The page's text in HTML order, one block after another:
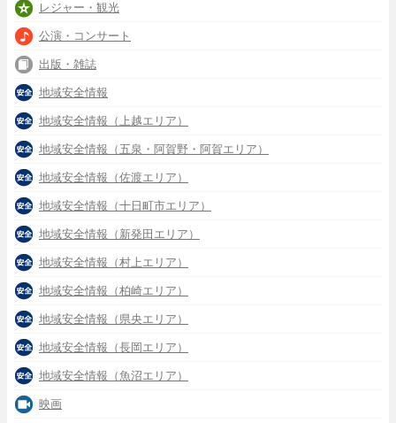
レジャー・観光
公演・コンサート
出版・雑誌
地域安全情報
地域安全情報（上越エリア）
地域安全情報（五泉・阿賀野・阿賀エリア）
地域安全情報（佐渡エリア）
地域安全情報（十日町市エリア）
地域安全情報（新発田エリア）
地域安全情報（村上エリア）
地域安全情報（柏崎エリア）
地域安全情報（県央エリア）
地域安全情報（長岡エリア）
地域安全情報（魚沼エリア）
映画